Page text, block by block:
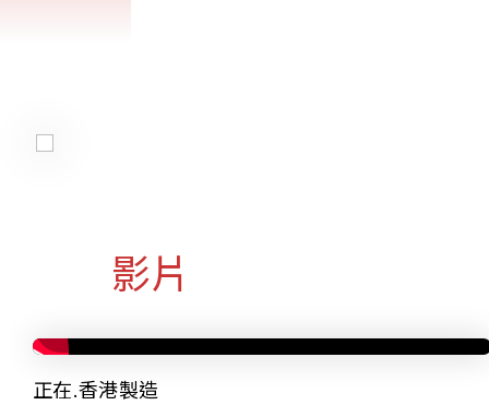
影片
正在.香港製造